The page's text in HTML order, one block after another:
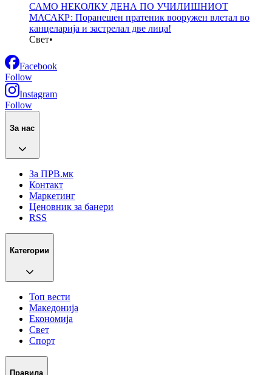
САМО НЕКОЛКУ ДЕНА ПО УЧИЛИШНИОТ
МАСАКР: Поранешен пратеник вооружен влетал во
канцеларија и застрелал две лица!
Свет•
Facebook
Follow
Instagram
Follow
За нас
За ПРВ.мк
Контакт
Маркетинг
Ценовник за банери
RSS
Категории
Топ вести
Македонија
Економија
Свет
Спорт
Правила